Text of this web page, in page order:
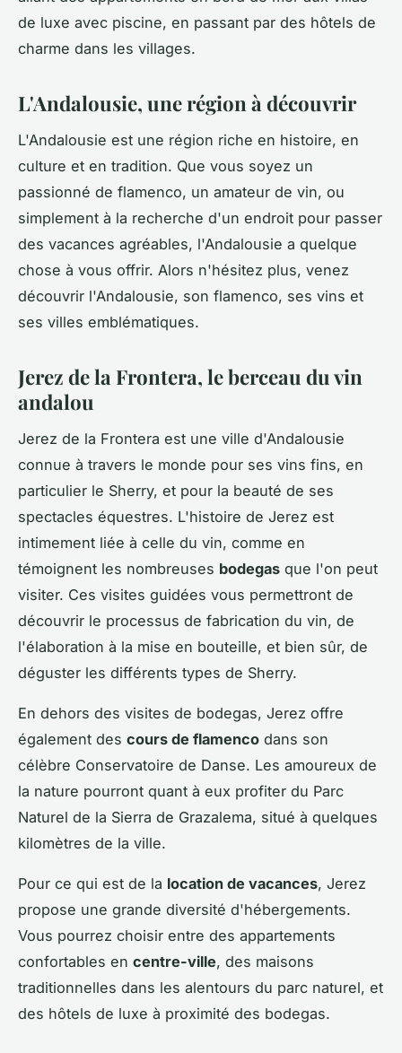
de luxe avec piscine, en passant par des hôtels de
charme dans les villages.
L'Andalousie, une région à découvrir
L'Andalousie est une région riche en histoire, en
culture et en tradition. Que vous soyez un
passionné de flamenco, un amateur de vin, ou
simplement à la recherche d'un endroit pour passer
des vacances agréables, l'Andalousie a quelque
chose à vous offrir. Alors n'hésitez plus, venez
découvrir l'Andalousie, son flamenco, ses vins et
ses villes emblématiques.
Jerez de la Frontera, le berceau du vin
andalou
Jerez de la Frontera est une ville d'Andalousie
connue à travers le monde pour ses vins fins, en
particulier le Sherry, et pour la beauté de ses
spectacles équestres. L'histoire de Jerez est
intimement liée à celle du vin, comme en
témoignent les nombreuses bodegas que l'on peut
visiter. Ces visites guidées vous permettront de
découvrir le processus de fabrication du vin, de
l'élaboration à la mise en bouteille, et bien sûr, de
déguster les différents types de Sherry.
En dehors des visites de bodegas, Jerez offre
également des cours de flamenco dans son
célèbre Conservatoire de Danse. Les amoureux de
la nature pourront quant à eux profiter du Parc
Naturel de la Sierra de Grazalema, situé à quelques
kilomètres de la ville.
Pour ce qui est de la location de vacances, Jerez
propose une grande diversité d'hébergements.
Vous pourrez choisir entre des appartements
confortables en centre-ville, des maisons
traditionnelles dans les alentours du parc naturel, et
des hôtels de luxe à proximité des bodegas.